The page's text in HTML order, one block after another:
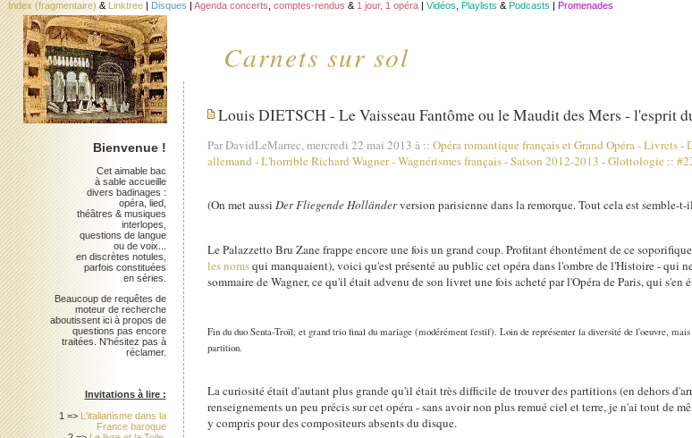
Carnets sur sol
Index (fragmentaire) & Linktree | Disques | Agenda concerts comptes-rendus & 1 jour, 1 opéra | Vidéos Playlists & Podcasts | Promenades
Louis DIETSCH - Le Vaisseau Fantôme ou le Maudit des Mers - l'esprit
Par DavidLeMarrec, mercredi 22 mai 2013 à :: Opéra romantique français et Grand Opéra-Livrets-
allemand -L'horrible Richard Wagner-Wagnérismes français-Saison 2012-2013 -Glottologie ::
(On met aussiDer Fliegende Holländerversion parisienne dans la remorque. Tout cela est semble-
Le Palazzetto Bru Zane frappe encore une fois un grand coup. Profitant éhontément de ce
les nomsqui manquaient), voici qu'est présenté au public cet opéra dans l'ombre de l'Histoire - qui
sommaire de Wagner, ce qu'il était advenu de son livret une fois acheté par l'Opéra de Paris, qui
Fin du duo Senta-Troïl, et grand trio final du mariage (modérément festif). Loin de représenter la diversité de l'oeuvre, mais
partition.
La curiosité était d'autant plus grande qu'il était très difficile de trouver des partitions (en dehors
renseignements un peu précis sur cet opéra - sans avoir non plus remué ciel et terre, je n'ai tout de
y compris pour des compositeurs absents du disque.
Bienvenue !
Cet aimable bac
à sable accueille
divers badinages :
opéra, lied,
théâtres & musiques
interlopes,
questions de langue
ou de voix...
en discrètes notules,
parfois constituées
en séries.
Beaucoup de requêtes de
moteur de recherche
aboutissent ici à propos de
questions pas encore
traitées. N'hésitez pas à
réclamer.
Invitations à lire :
1 => L'italianisme dans la
France baroque